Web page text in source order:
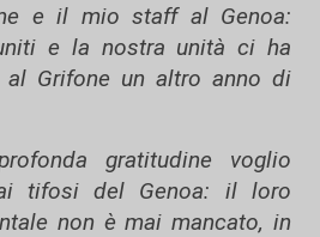
e il mio staff al Genoa:
e la nostra unità ci ha
al Grifone un altro anno di
gratitudine voglio
tifosi del Genoa: il loro
non è mai mancato, in